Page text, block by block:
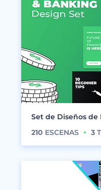
Set de Diseños de
210 ESCENAS 3